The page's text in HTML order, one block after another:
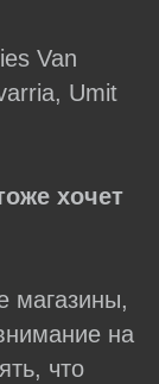
Van
Umit
хочет
магазины,
на
что